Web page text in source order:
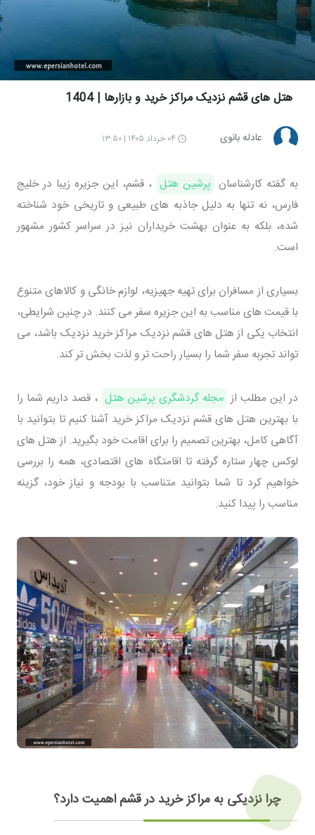
هتل های قشم نزدیک مراکز خرید و بازارها | 1404
عادله بانوی ۰۴ خرداد ۱۴۰۵ | ۱۳:۵۰
به گفته کارشناسان پرشین هتل ، قشم، این جزیره زیبا در خلیج
فارس، نه تنها به دلیل جاذبه های طبیعی و تاریخی خود شناخته
شده، بلکه به عنوان بهشت خریداران نیز در سراسر کشور مشهور
است.
بسیاری از مسافران برای تهیه جهیزیه، لوازم خانگی و کالاهای متنوع
با قیمت های مناسب به این جزیره سفر می کنند. در چنین شرایطی،
انتخاب یکی از هتل های قشم نزدیک مراکز خرید نزدیک باشد، می
تواند تجربه سفر شما را بسیار راحت تر و لذت بخش تر کند.
در این مطلب از مجله گردشگری پرشین هتل ، قصد داریم شما را
با بهترین هتل های قشم نزدیک مراکز خرید آشنا کنیم تا بتوانید با
آگاهی کامل، بهترین تصمیم را برای اقامت خود بگیرید. از هتل های
لوکس چهار ستاره گرفته تا اقامتگاه های اقتصادی، همه را بررسی
خواهیم کرد تا شما بتوانید متناسب با بودجه و نیاز خود، گزینه
مناسب را پیدا کنید.
چرا نزدیکی به مراکز خرید در قشم اهمیت دارد؟